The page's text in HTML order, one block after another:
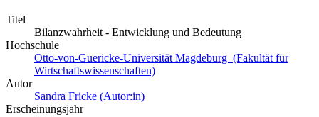
Titel
Bilanzwahrheit - Entwicklung und Bedeutung
Hochschule
Otto-von-Guericke-Universität Magdeburg (Fakultät für
Wirtschaftswissenschaften)
Autor
Sandra Fricke (Autor:in)
Erscheinungsjahr